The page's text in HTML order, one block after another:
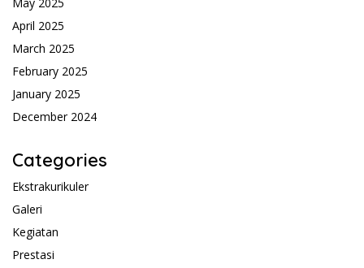
April 2025
March 2025
February 2025
January 2025
December 2024
Categories
Ekstrakurikuler
Galeri
Kegiatan
Prestasi